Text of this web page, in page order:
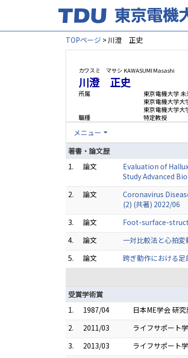
TOPページ > 川澄 正史
カワスミ マサシ KAWASUMI Masashi
川澄 正史
所属
東京電機大学
東京電機大学大
東京電機大学大
職種
特定教授
メニュー
著書・論文歴
1.
論文
Evaluation of
Study Advanced
2.
論文
Coronavirus
(2) (共著) 2022/06
3.
論文
Foot-surface-
4.
論文
一対比較法と心拍
5.
論文
跨ぎ動作における
受賞学術賞
1.
1987/04
日本ME学会 研
2.
2011/03
ライフサポート
3.
2013/03
ライフサポート